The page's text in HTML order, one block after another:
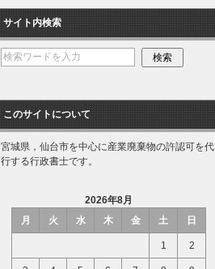
サイト内検索
このサイトについて
宮城県，仙台市を中心に産業廃棄物の許認可を代
行する行政書士です。
2026年8月
月
火 水 木 金 土 日
1 2